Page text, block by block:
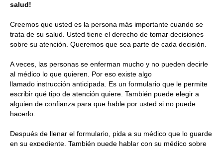
salud!
Creemos que usted es la persona más importante cuando se
trata de su salud. Usted tiene el derecho de tomar decisiones
sobre su atención. Queremos que sea parte de cada decisión.
A veces, las personas se enferman mucho y no pueden decirle
al médico lo que quieren. Por eso existe algo
llamado instrucción anticipada. Es un formulario que le permite
escribir qué tipo de atención quiere. También puede elegir a
alguien de confianza para que hable por usted si no puede
hacerlo.
Después de llenar el formulario, pida a su médico que lo guarde
en su expediente. También puede hablar con su médico sobre